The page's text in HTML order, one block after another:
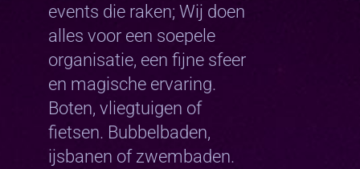
events die raken; Wij doen
alles voor een soepele
organisatie, een fijne sfeer
en magische ervaring.
Boten, vliegtuigen of
fietsen. Bubbelbaden,
ijsbanen of zwembaden.